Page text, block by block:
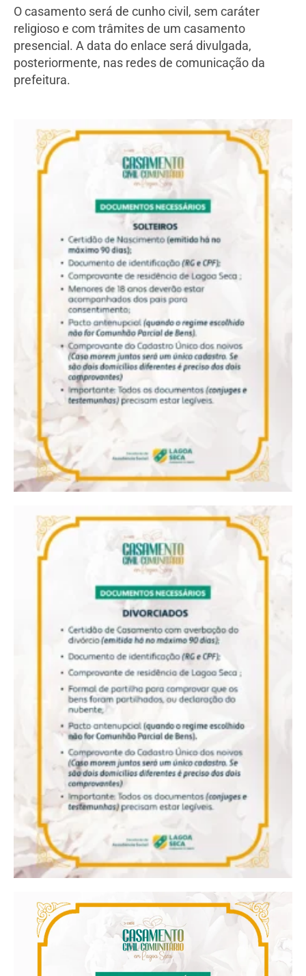
O casamento será de cunho civil, sem caráter
religioso e com trâmites de um casamento
presencial. A data do enlace será divulgada,
posteriormente, nas redes de comunicação da
prefeitura.